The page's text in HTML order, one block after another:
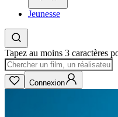
Jeunesse
Tapez au moins 3 caractères
Connexion